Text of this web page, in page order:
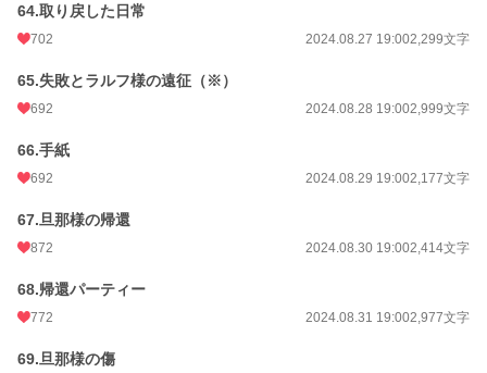
64.取り戻した日常
702 2024.08.27 19:002,299文字
65.失敗とラルフ様の遠征（※）
692 2024.08.28 19:002,999文字
66.手紙
692 2024.08.29 19:002,177文字
67.旦那様の帰還
872 2024.08.30 19:002,414文字
68.帰還パーティー
772 2024.08.31 19:002,977文字
69.旦那様の傷